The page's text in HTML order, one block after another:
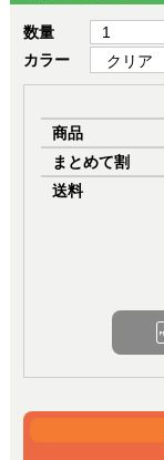
数量
カラー
商品
まとめて割
送料